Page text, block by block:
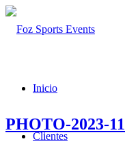
Inicio
Clientes
PHOTO-2023-